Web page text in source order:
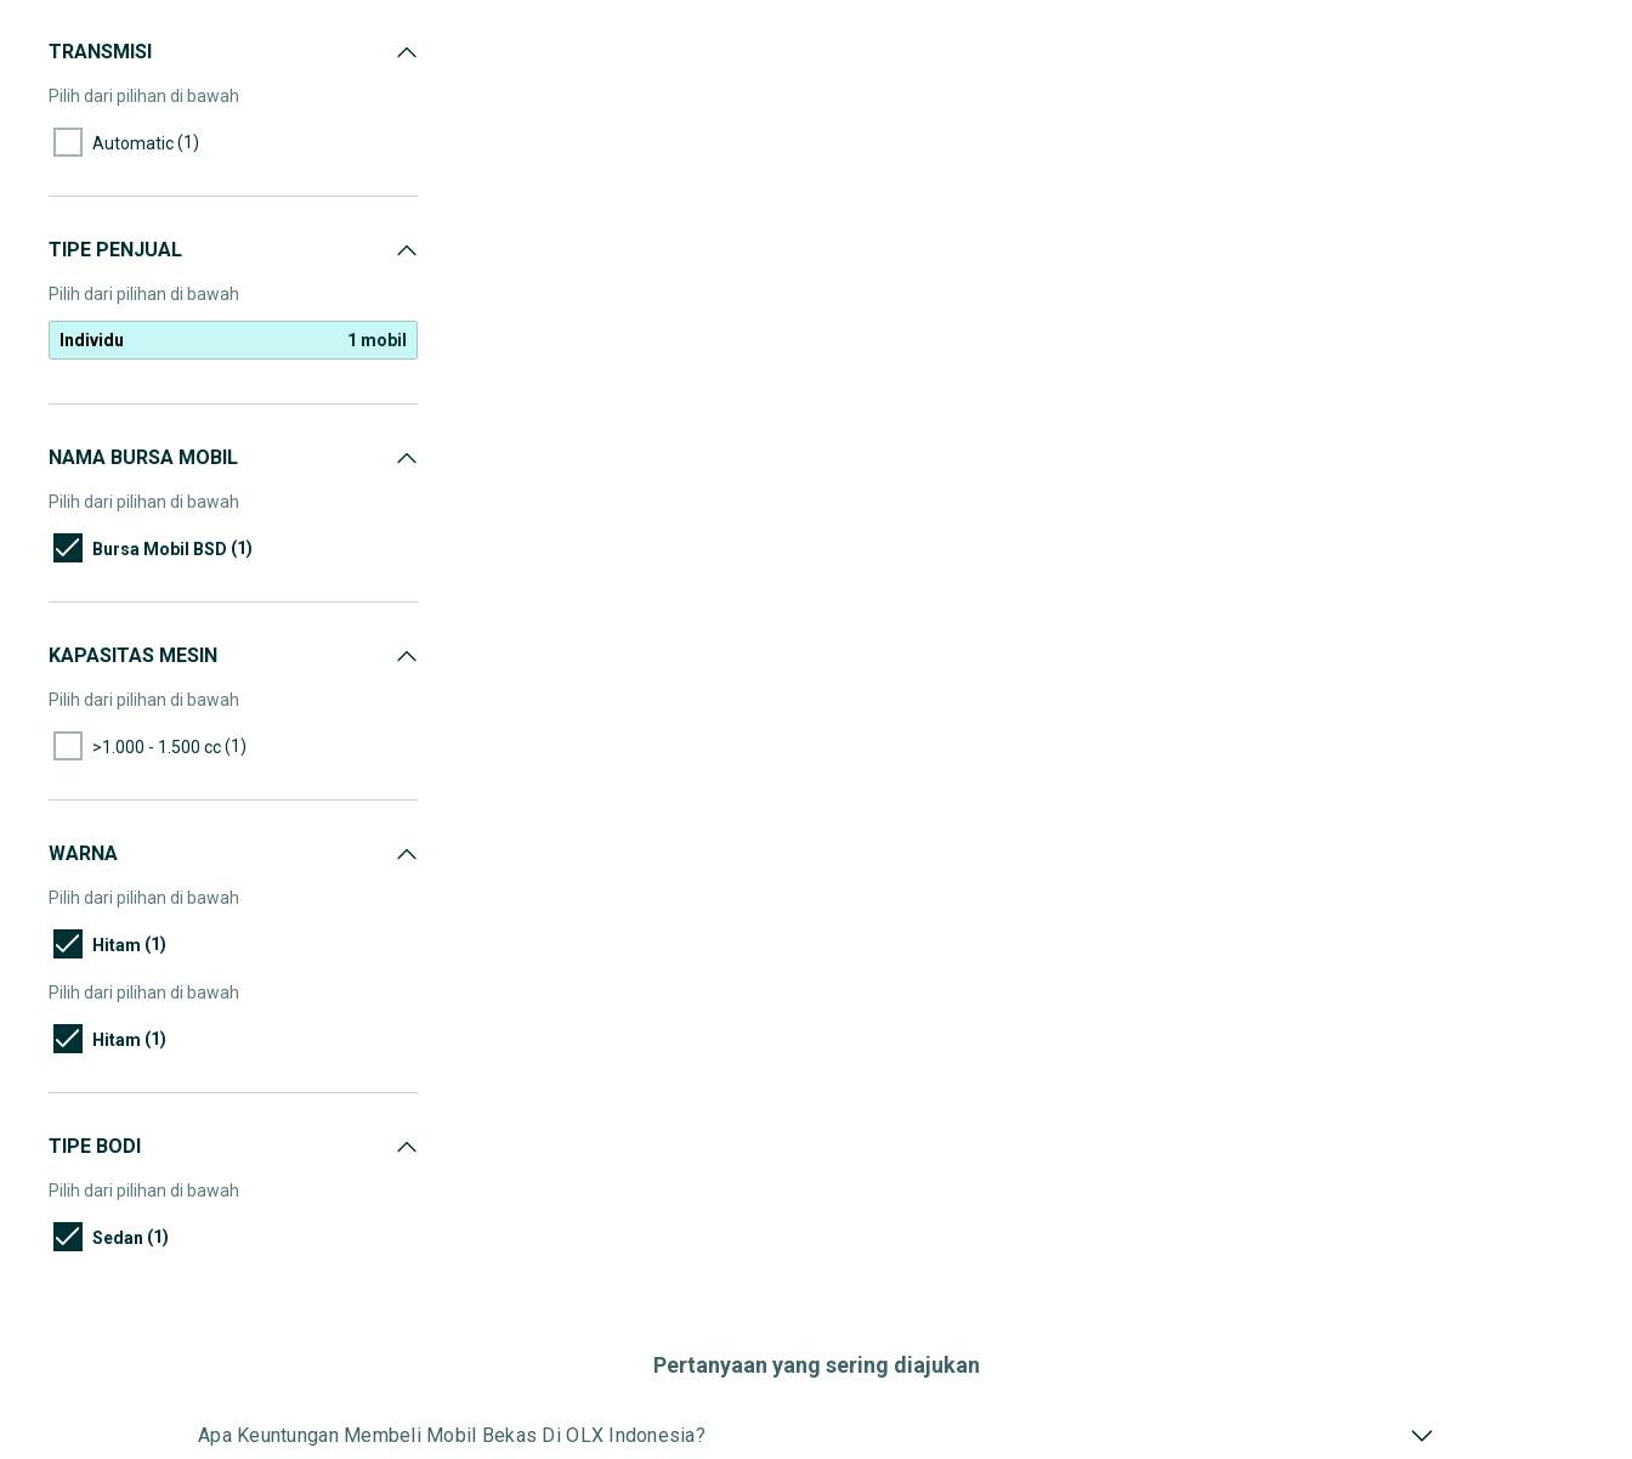
TRANSMISI
Pilih dari pilihan di bawah
Automatic(1)
TIPE PENJUAL
Pilih dari pilihan di bawah
Individu 1 mobil
NAMA BURSA MOBIL
Pilih dari pilihan di bawah
Bursa Mobil BSD (1)
KAPASITAS MESIN
Pilih dari pilihan di bawah
>1.000 - 1.500 cc(1)
WARNA
Pilih dari pilihan di bawah
Hitam (1)
Pilih dari pilihan di bawah
Hitam (1)
TIPE BODI
Pilih dari pilihan di bawah
Sedan (1)
Pertanyaan yang sering diajukan
Apa Keuntungan Membeli Mobil Bekas Di OLX Indonesia?